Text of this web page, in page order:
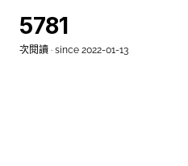
5781
次閱讀 · since 2022-01-13